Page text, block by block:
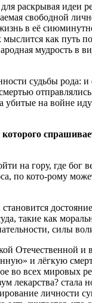
раскрывая идеи
свободной
в её
как путь
мудрость в
судьбы рода:
на войне
на гору, где бог
по кото-рому
такие как
силы
и лёгкую
во всех мировых
лекарства?
личности